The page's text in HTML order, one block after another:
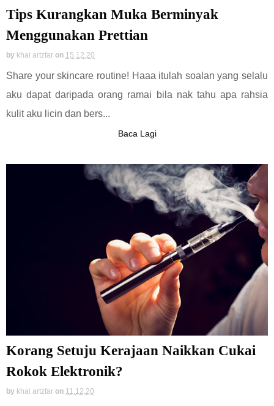
Tips Kurangkan Muka Berminyak
Menggunakan Prettian
by khai artzfar on 15.12.20
Share your skincare routine! Haaa itulah soalan yang selalu
aku dapat daripada orang ramai bila nak tahu apa rahsia
kulit aku licin dan bers...
Baca Lagi
Korang Setuju Kerajaan Naikkan Cukai
Rokok Elektronik?
by khai artzfar on 11.12.20